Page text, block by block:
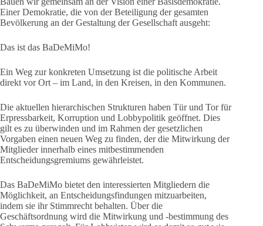
Einer Demokratie, die von der Beteiligung der gesamten
Bevölkerung an der Gestaltung der Gesellschaft ausgeht:
Das ist das BaDeMiMo!
Ein Weg zur konkreten Umsetzung ist die politische Arbeit
direkt vor Ort – im Land, in den Kreisen, in den Kommunen.
Die aktuellen hierarchischen Strukturen haben Tür und Tor für
Erpressbarkeit, Korruption und Lobbypolitik geöffnet. Dies
gilt es zu überwinden und im Rahmen der gesetzlichen
Vorgaben einen neuen Weg zu finden, der die Mitwirkung der
Mitglieder innerhalb eines mitbestimmenden
Entscheidungsgremiums gewährleistet.
Das BaDeMiMo bietet den interessierten Mitgliedern die
Möglichkeit, an Entscheidungsfindungen mitzuarbeiten,
indem sie ihr Stimmrecht behalten. Über die
Geschäftsordnung wird die Mitwirkung und -bestimmung des